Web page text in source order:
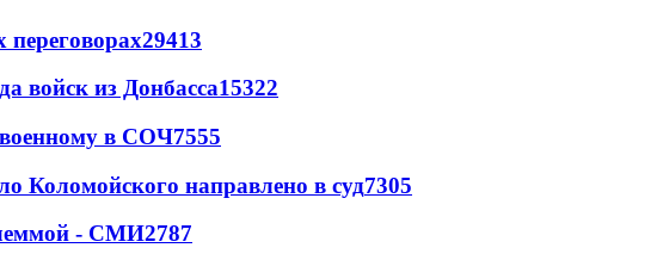
переговорах29413
войск из Донбасса15322
в СОЧ7555
Коломойского направлено в суд7305
- СМИ2787